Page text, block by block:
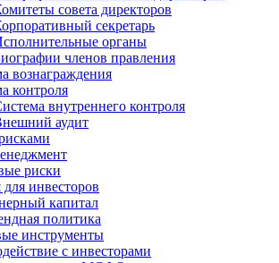
совета директоров
секретарь
органы
членов правления
вознаграждения
контроля
внутреннего контроля
аудит
риски
инвесторов
капитал
политика
инструменты
с инвеcторами